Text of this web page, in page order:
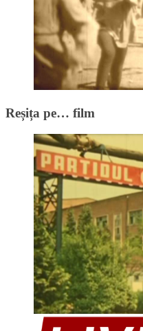
Reșița pe… film